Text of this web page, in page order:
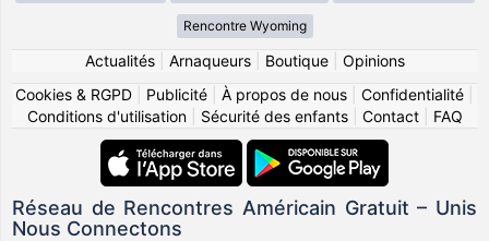
Rencontre Wyoming
Actualités| Arnaqueurs| Boutique| Opinions
Cookies & RGPD
Publicité À propos de nous Confidentialité
Conditions d'utilisation| Sécurité des enfants| Contact| FAQ
Réseau de Rencontres Américain Gratuit – Unis
Nous Connectons